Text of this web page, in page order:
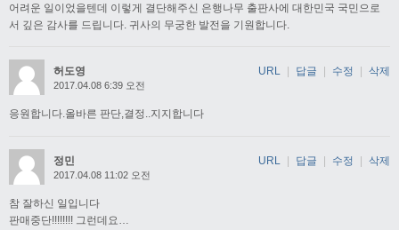
어려운 일이었을텐데 이렇게 결단해주신 은행나무 출판사에 대한민국 국민으로
서 깊은 감사를 드립니다. 귀사의 무궁한 발전을 기원합니다.
허도영
2017.04.08 6:39 오전
응원합니다.올바른 판단,결정..지지합니다
URL 답글 수정 삭제
정민
2017.04.08 11:02 오전
참 잘하신 일입니다
판매중단!!!!!!!! 그런데요…
URL 답글 수정 삭제